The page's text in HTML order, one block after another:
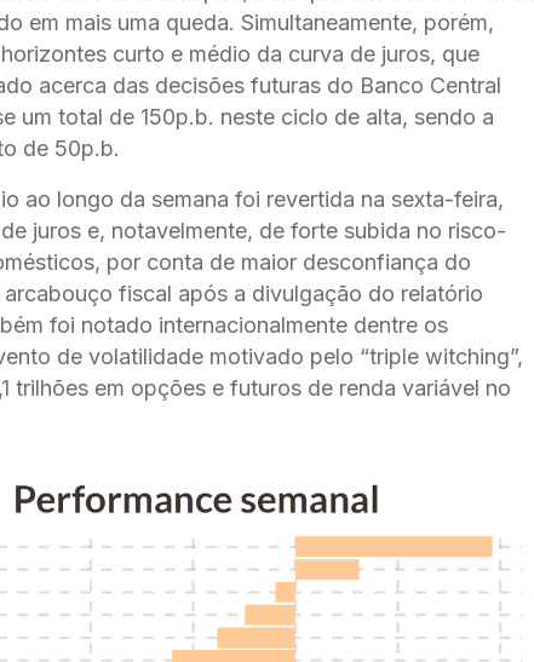
em mais uma queda. Simultaneamente, porém,
curto e médio da curva de juros, que
acerca das decisões futuras do Banco Central
um total de 150p.b. neste ciclo de alta, sendo a
de 50p.b.
ao longo da semana foi revertida na sexta-feira,
juros e, notavelmente, de forte subida no risco-
por conta de maior desconfiança do
fiscal após a divulgação do relatório
foi notado internacionalmente dentre os
de volatilidade motivado pelo “triple witching”,
trilhões em opções e futuros de renda variável no